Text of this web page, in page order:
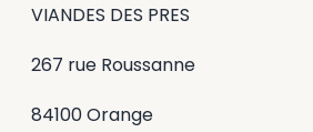
VIANDES DES PRES
267 rue Roussanne
84100 Orange